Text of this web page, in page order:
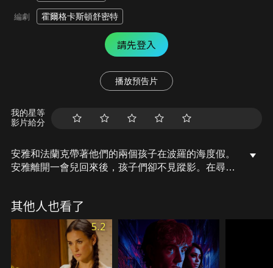
編劇 霍爾格卡斯頓舒密特
請先登入
播放預告片
我的星等
影片給分
安雅和法蘭克帶著他們的兩個孩子在波羅的海度假。
安雅離開一會兒回來後，孩子們卻不見蹤影。在尋找
其他人也看了
5.2